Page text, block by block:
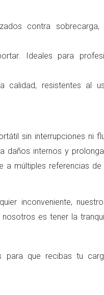
contra sobrecarga,
Ideales para
calidad, resistentes al
sin interrupciones ni
daños internos y
múltiples referencias
inconveniente,
es tener la
que recibas tu